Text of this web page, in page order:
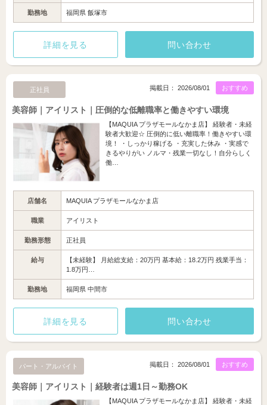
勤務地 福岡県 飯塚市
詳細を見る 問い合わせ
正社員 おすすめ
掲載日： 2026/08/01
美容師｜アイリスト｜圧倒的な低離職率と働きやすい環境
【MAQUIA プラザモールなかま店】 経験者・未経
験者大歓迎☆ 圧倒的に低い離職率！働きやすい環
境！ ・しっかり稼げる ・充実した休み ・実感で
きるやりがい ノルマ・残業一切なし！自分らしく
働…
店舗名 MAQUIA プラザモールなかま店
職業 アイリスト
勤務形態 正社員
給与
【未経験】 月給総支給：20万円 基本給：18.2万円 残業手当：
1.8万円…
勤務地 福岡県 中間市
詳細を見る 問い合わせ
パート・アルバイト おすすめ
掲載日： 2026/08/01
美容師｜アイリスト｜経験者は週1日～勤務OK
【MAQUIA プラザモールなかま店】 経験者・未経